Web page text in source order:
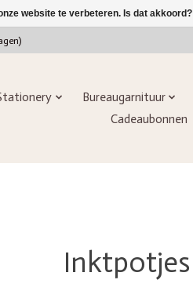
Bureaugarnituur
Cadeaubonnen
Inktpotjes
website te verbeteren. Is dat akkoord?